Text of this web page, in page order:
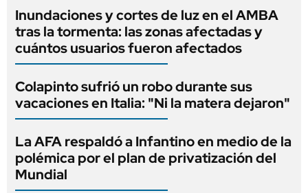
Inundaciones y cortes de luz en el AMBA
tras la tormenta: las zonas afectadas y
cuántos usuarios fueron afectados
Colapinto sufrió un robo durante sus
vacaciones en Italia: "Ni la matera dejaron"
La AFA respaldó a Infantino en medio de la
polémica por el plan de privatización del
Mundial